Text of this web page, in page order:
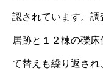
認されています。
居跡と１２棟の礫
て替えも繰り返さ